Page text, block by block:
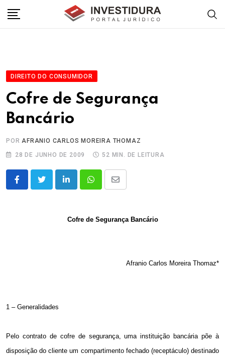
DIREITO DO CONSUMIDOR
Cofre de Segurança
Bancário
PORAFRANIO CARLOS MOREIRA THOMAZ
28 DE JUNHO DE 2009
52 MIN. DE LEITURA
LinkedInWhatsappShare
Cofre de Segurança Bancário
Afranio Carlos Moreira Thomaz*
1 – Generalidades
Pelo contrato de cofre de segurança, uma instituição bancária põe à
disposição do cliente um compartimento fechado (receptáculo) destinado